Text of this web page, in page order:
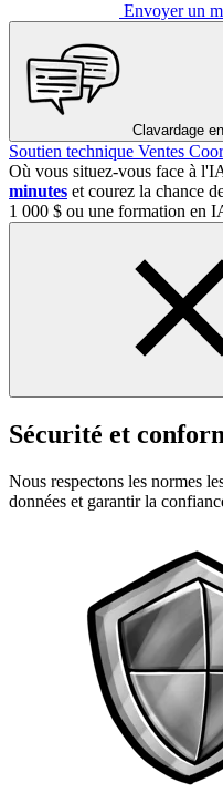
Envoyer un
Clavardage
Soutien technique Ventes
Où vous situez-vous face à
minutes et courez la chance
1 000 $ ou une formation en
Sécurité et
Nous respectons les normes
données et garantir la